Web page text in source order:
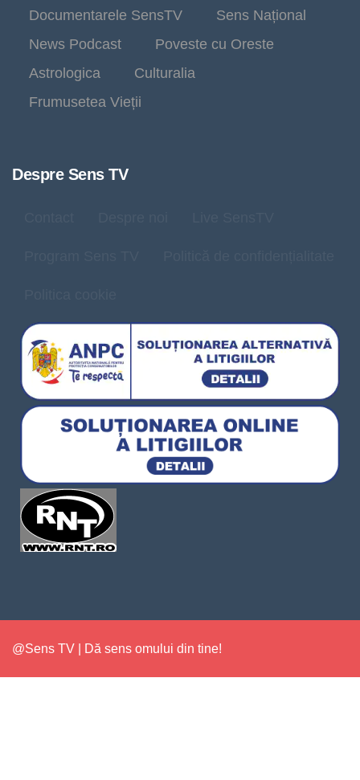
Documentarele SensTV
Sens Național
News Podcast
Poveste cu Oreste
Astrologica
Culturalia
Frumusetea Vieții
Despre Sens TV
@Sens TV | Dă sens omului din tine!